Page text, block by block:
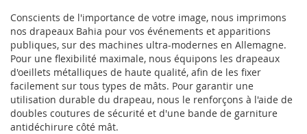
Conscients de l'importance de votre image, nous imprimons
nos drapeaux Bahia pour vos événements et apparitions
publiques, sur des machines ultra-modernes en Allemagne.
Pour une flexibilité maximale, nous équipons les drapeaux
d'oeillets métalliques de haute qualité, afin de les fixer
facilement sur tous types de mâts. Pour garantir une
utilisation durable du drapeau, nous le renforçons à l'aide de
doubles coutures de sécurité et d'une bande de garniture
antidéchirure côté mât.